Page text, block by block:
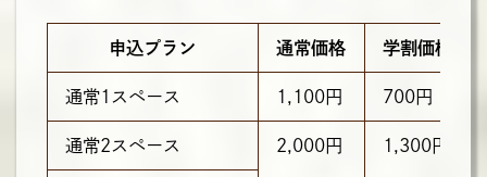
申込プラン 通常価格 学割価格
通常1スペース 1,100円 700円
通常2スペース 2,000円 1,300円